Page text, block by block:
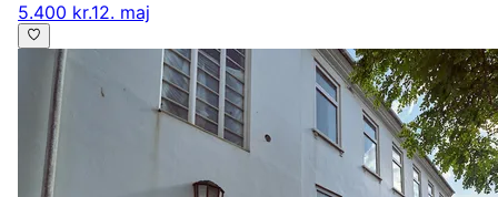
5.400 kr.12. maj